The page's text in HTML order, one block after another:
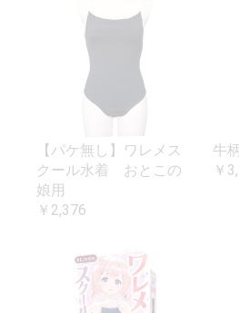
【パケ無し】ワレメス
クール水着 おとこの
娘用
￥2,376
牛
￥